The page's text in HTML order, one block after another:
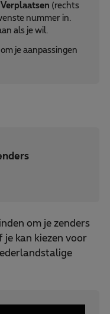
Verplaatsen (rechts
nummer in.
als je wil.
om je aanpassingen
om je zenders
je kan kiezen voor